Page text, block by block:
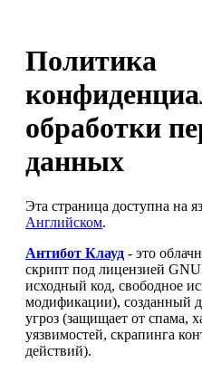
Политика
обработки
данных
Эта страница доступна на
Английском.
Антибот Клауд - это
скрипт под лицензией
исходный код, свободное
модификации), созданный
угроз (защищает от спама,
уязвимостей, скрапинга
действий).